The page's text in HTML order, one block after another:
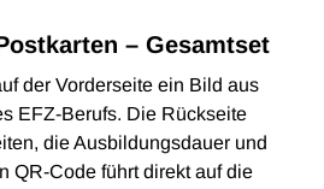
– Gesamtset
der Vorderseite ein Bild aus
EFZ-Berufs. Die Rückseite
die Ausbildungsdauer und
QR-Code führt direkt auf die